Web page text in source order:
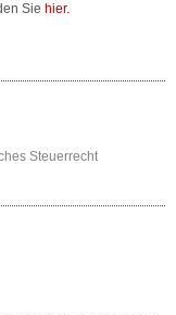
Sie hier.
Steuerrecht